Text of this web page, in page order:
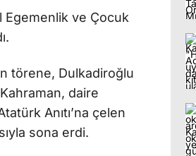
Egemenlik ve Çocuk
törene, Dulkadiroğlu
daire
Anıtı’na çelen
sona erdi.